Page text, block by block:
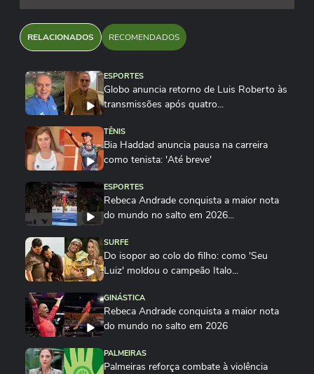
RELACIONADOS RECOMENDADOS
ESPORTES
Globo anuncia retorno de Luis Roberto às
transmissões após quatro...
TÊNIS
Bia Haddad anuncia pausa na carreira
como tenista: 'Até breve'
ESPORTES
Rebeca Andrade conquista a maior nota
do mundo no salto em 2026...
SURFE
Do isopor ao colo do filho: como 'Seu
Luiz' moldou o campeão Italo...
GINÁSTICA
Rebeca Andrade conquista a maior nota
do mundo no salto em 2026
PALMEIRAS
Palmeiras reforça combate à violência